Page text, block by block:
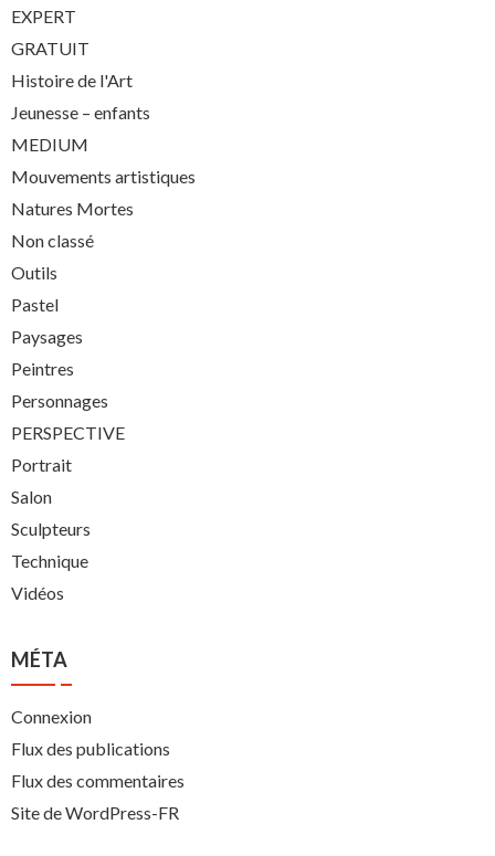
EXPERT
GRATUIT
Histoire de l'Art
Jeunesse – enfants
MEDIUM
Mouvements artistiques
Natures Mortes
Non classé
Outils
Pastel
Paysages
Peintres
Personnages
PERSPECTIVE
Portrait
Salon
Sculpteurs
Technique
Vidéos
MÉTA
Connexion
Flux des publications
Flux des commentaires
Site de WordPress-FR